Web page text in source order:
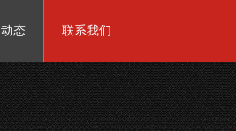
态 联系我们